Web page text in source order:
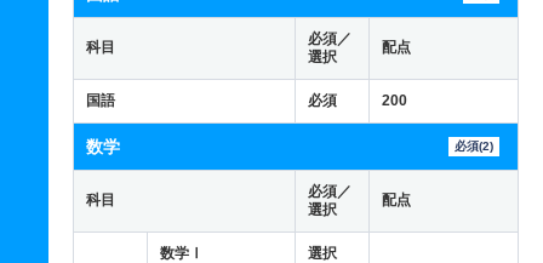
科目
必須／
選択
配点
国語 必須 200
数学 必須(2)
科目
必須／
選択
配点
数学Ⅰ 選択